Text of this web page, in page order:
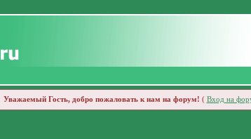
Уважаемый Гость, добро пожаловать к нам на форум! ( Вход на